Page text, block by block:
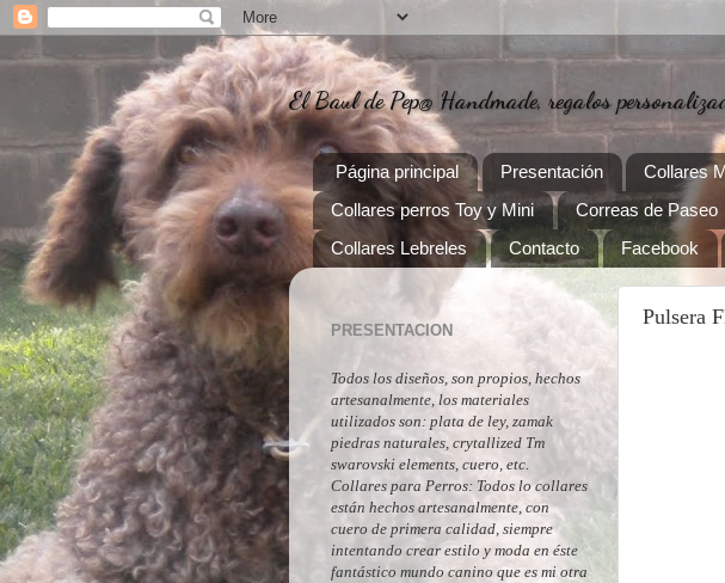
El Baul de Pep@ Handmade, regalos
Página principal Presentación Collares
Collares perros Toy y Mini
Correas de Paseo
Collares Lebreles
Contacto Facebook
Pulsera
PRESENTACION
Todos los diseños, son propios, hechos
artesanalmente, los materiales
utilizados son: plata de ley, zamak
piedras naturales, crytallized Tm
swarovski elements, cuero, etc.
Collares para Perros: Todos lo collares
están hechos artesanalmente, con
cuero de primera calidad, siempre
intentando crear estilo y moda en éste
fantástico mundo canino que es mi otra